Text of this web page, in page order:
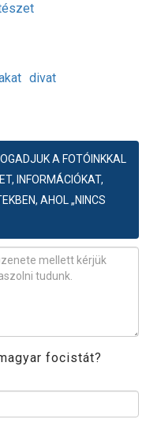
divat
A FOTÓINKKAL
INFORMÁCIÓKAT,
AHOL „NINCS
focistát?